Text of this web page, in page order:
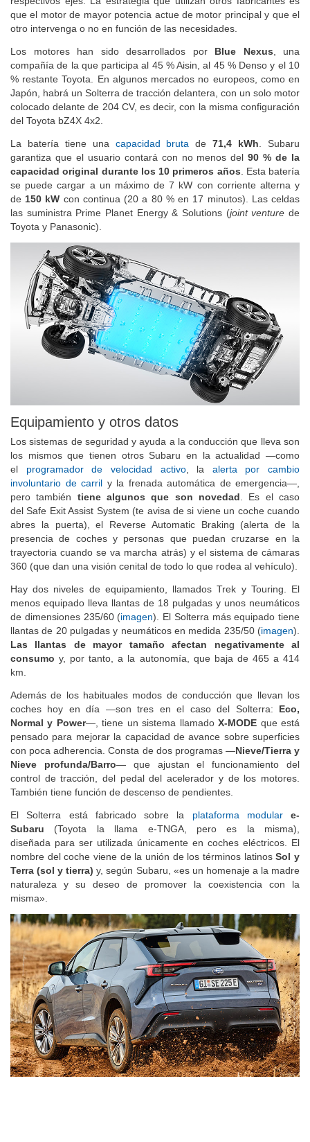
respectivos ejes. La estrategia que utilizan otros fabricantes es
que el motor de mayor potencia actue de motor principal y que el
Los motores han sido desarrollados por Blue Nexus, una
compañía de la que participa al 45 % Aisin, al 45 % Denso y el 10
% restante Toyota. En algunos mercados no europeos, como en
Japón, habrá un Solterra de tracción delantera, con un solo motor
colocado delante de 204 CV, es decir, con la misma configuración
La batería tiene unacapacidad brutade71,4 kWh . Subaru
garantiza que el usuario contará con no menos del90 % de la
capacidad original durante los 10 primeros años. Esta batería
se puede cargar a un máximo de 7 kW con corriente alterna y
de 150 kWcon continua (20 a 80 % en 17 minutos). Las celdas
las suministra Prime Planet Energy & Solutions (
Equipamiento y otros datos
Los sistemas de seguridad y ayuda a la conducción que lleva son
los mismos que tienen otros Subaru en la actualidad —como
elprogramador de velocidad activo, laalerta por cambio
involuntario de carril y la frenada automática de emergencia—,
pero tambiéntiene algunos que son novedad. Es el caso
del Safe Exit Assist System (te avisa de si viene un coche cuando
abres la puerta), el Reverse Automatic Braking (alerta de la
presencia de coches y personas que puedan cruzarse en la
trayectoria cuando se va marcha atrás) y el sistema de cámaras
Hay dos niveles de equipamiento, llamados Trek y Touring. El
menos equipado lleva llantas de 18 pulgadas y unos neumáticos
de dimensiones 235/60 ( imagen). El Solterra más equipado tiene
llantas de 20 pulgadas y neumáticos en medida 235/50 (imagen).
Las llantas de mayor tamaño afectan negativamente al
consumo
Además de los habituales modos de conducción que llevan los
coches hoy en día —son tres en el caso del Solterra: Eco,
Normal y Power—, tiene un sistema llamadoX-MODEque está
pensado para mejorar la capacidad de avance sobre superficies
con poca adherencia. Consta de dos programas —Nieve/Tierra y
Nieve profunda/Barro — que ajustan el funcionamiento del
control de tracción, del pedal del acelerador y de los motores.
El Solterra está fabricado sobre la plataforma modular
e-
Subaru(Toyota la llama e-TNGA, pero es la misma),
diseñada para ser utilizada únicamente en coches eléctricos. El
nombre del coche viene de la unión de los términos latinosSol y
Terra (sol y tierra)y, según Subaru, «es un homenaje a la madre
naturaleza y su deseo de promover la coexistencia con la